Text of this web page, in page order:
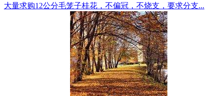
大量求购12公分毛笼子桂花，不偏冠，不烧支，要求分支...